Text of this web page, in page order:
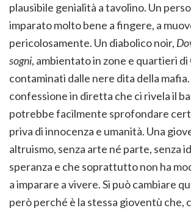
plausibile genialità a tavolino. Un
imparato molto bene a fingere, a
pericolosamente. Un diabolico noir,
sogni, ambientato in zone e quartieri di
contaminati dalle nere dita della mafia.
confessione in diretta che ci rivela il
potrebbe facilmente sprofondare
priva di innocenza e umanità. Una
altruismo, senza arte né parte, senza
speranza e che soprattutto non ha
a imparare a vivere. Si può cambiare
però perché è la stessa gioventù che,